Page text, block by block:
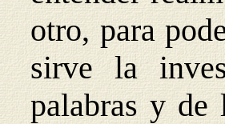
otro, para
sirve la
palabras y de